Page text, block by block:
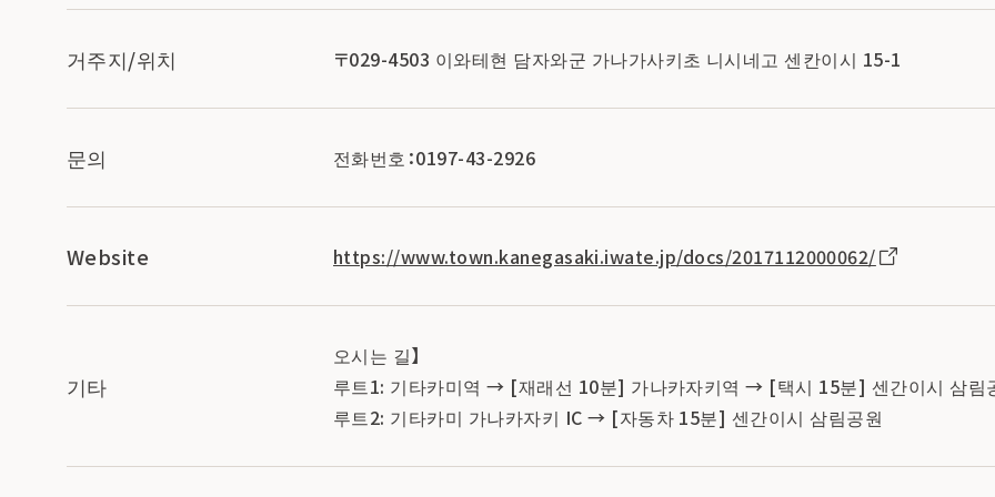
거주지/위치 〒029-4503 이와테현 담자와군 가나가사키초 니시네고 센칸이시 15-1
문의 전화번호：0197-43-2926
Website https://www.town.kanegasaki.iwate.jp/docs/2017112000062/
기타
오시는 길】
루트1: 기타카미역 → [재래선 10분] 가나카자키역 → [택시 15분] 센간이시 삼림
루트2: 기타카미 가나카자키 IC → [자동차 15분] 센간이시 삼림공원